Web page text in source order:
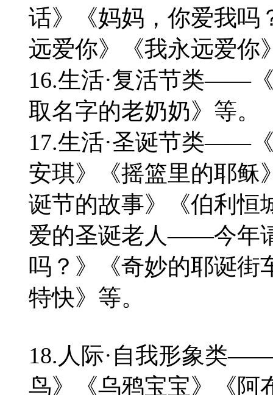
话》《妈妈，你爱我吗
远爱你》《我永远爱你
16.生活·复活节类——
取名字的老奶奶》等。
17.生活·圣诞节类——
安琪》《摇篮里的耶稣
诞节的故事》《伯利恒
爱的圣诞老人——今年
吗？》《奇妙的耶诞街
特快》等。
18.人际·自我形象类
鸟》《乌鸦宝宝》《阿